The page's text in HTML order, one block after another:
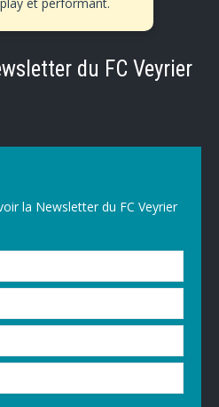
et performant.
du FC Veyrier
la Newsletter du FC Veyrier